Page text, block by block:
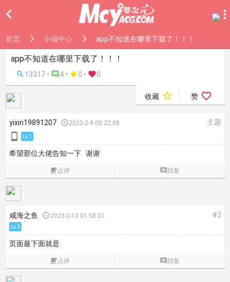

首页 小镇中心 app不知道在哪里下载了！！！
app不知道在哪里下载了！！！
 13317 •  4 • 0 • 0
收藏  赞 
yixin19891207 2023-2-9 00:22:08 主题
 Lv.1
希望那位大佬告知一下 谢谢
点评  回复
咸海之鱼 2023-2-13 01:58:51 #2
Lv.5
页面最下面就是
点评  回复